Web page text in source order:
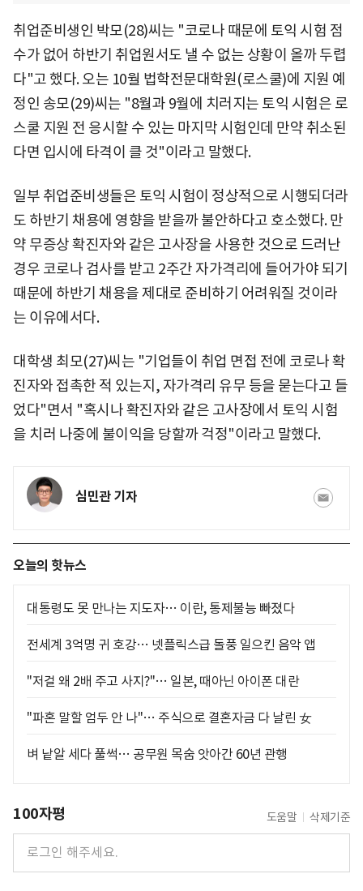
취업준비생인 박모(28)씨는 "코로나 때문에 토익 시험 점
수가 없어 하반기 취업원서도 낼 수 없는 상황이 올까 두렵
다"고 했다. 오는 10월 법학전문대학원(로스쿨)에 지원 예
정인 송모(29)씨는 "8월과 9월에 치러지는 토익 시험은 로
스쿨 지원 전 응시할 수 있는 마지막 시험인데 만약 취소된
다면 입시에 타격이 클 것"이라고 말했다.
일부 취업준비생들은 토익 시험이 정상적으로 시행되더라
도 하반기 채용에 영향을 받을까 불안하다고 호소했다. 만
약 무증상 확진자와 같은 고사장을 사용한 것으로 드러난
경우 코로나 검사를 받고 2주간 자가격리에 들어가야 되기
때문에 하반기 채용을 제대로 준비하기 어려워질 것이라
는 이유에서다.
대학생 최모(27)씨는 "기업들이 취업 면접 전에 코로나 확
진자와 접촉한 적 있는지, 자가격리 유무 등을 묻는다고 들
었다"면서 "혹시나 확진자와 같은 고사장에서 토익 시험
을 치러 나중에 불이익을 당할까 걱정"이라고 말했다.
심민관 기자
오늘의 핫뉴스
대통령도 못 만나는 지도자… 이란, 통제불능 빠졌다
전세계 3억명 귀 호강… 넷플릭스급 돌풍 일으킨 음악 앱
"저걸 왜 2배 주고 사지?"… 일본, 때아닌 아이폰 대란
"파혼 말할 엄두 안 나"… 주식으로 결혼자금 다 날린 女
벼 낱알 세다 풀썩… 공무원 목숨 앗아간 60년 관행
100자평 도움말 삭제기준